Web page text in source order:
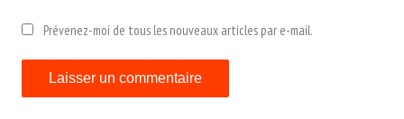
Prévenez-moi de tous les nouveaux articles par e-mail.